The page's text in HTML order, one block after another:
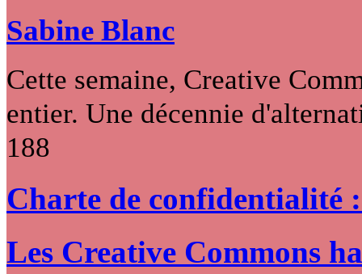
Sabine Blanc
Cette semaine, Creative
entier. Une décennie
188
Charte de confidentialité
Les Creative Commons